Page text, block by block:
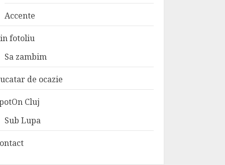
Accente
fotoliu
Sa zambim
de ocazie
Cluj
Sub Lupa